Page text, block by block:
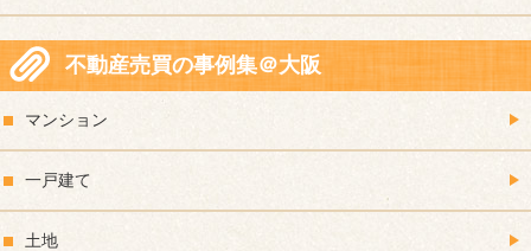
不動産売買の事例集＠大阪
マンション
一戸建て
土地